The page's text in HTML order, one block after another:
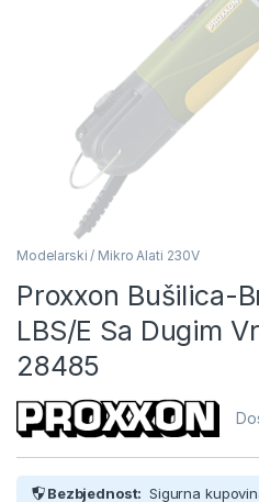
Modelarski / Mikro Alati 230V
Proxxon Bušilica-
LBS/E Sa Dugim
28485
Bezbjednost: Sigurna